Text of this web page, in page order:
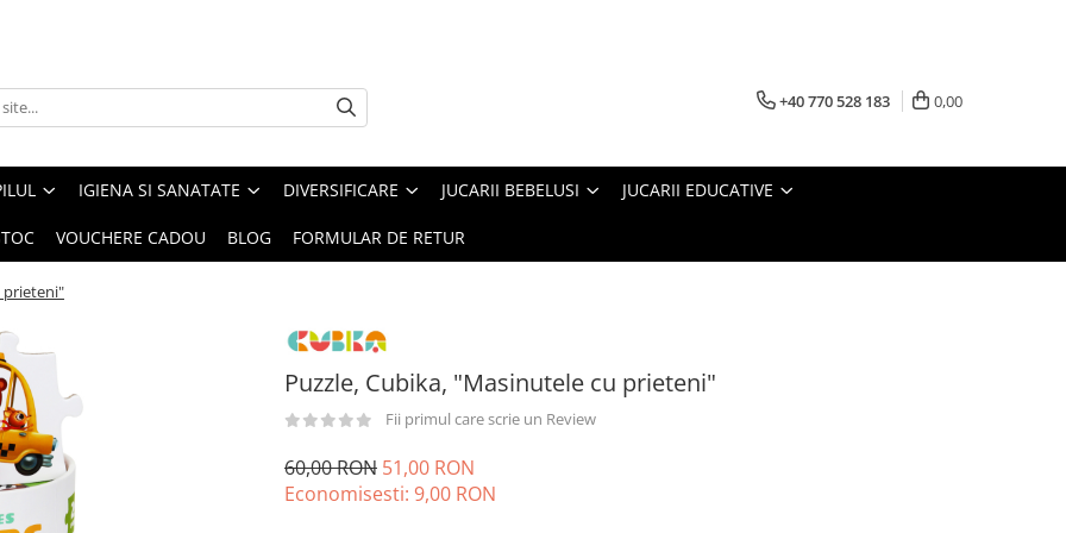
+40 770 528 183 0,00
IGIENA SI SANATATE DIVERSIFICARE JUCARII BEBELUSI JUCARII EDUCATIVE
VOUCHERE CADOU BLOG FORMULAR DE RETUR
prieteni"
Puzzle, Cubika, "Masinutele cu prieteni"
Fii primul care scrie un Review
60,00 RON 51,00 RON
Economisesti: 9,00 RON